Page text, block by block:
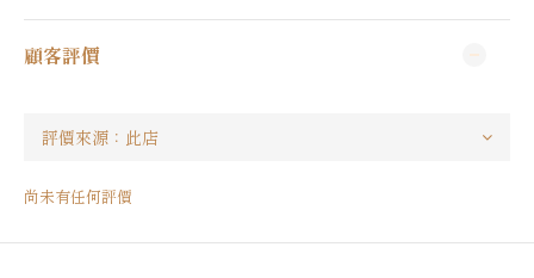
顧客評價
尚未有任何評價